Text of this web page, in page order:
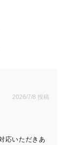
2026/7/8 投稿
応いただきあ